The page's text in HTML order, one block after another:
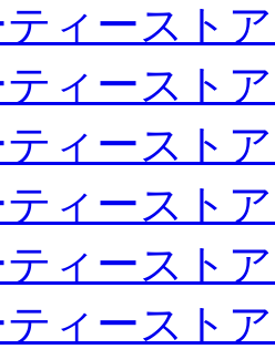
ィースト
ィースト
ィースト
ィースト
ィースト
ィースト